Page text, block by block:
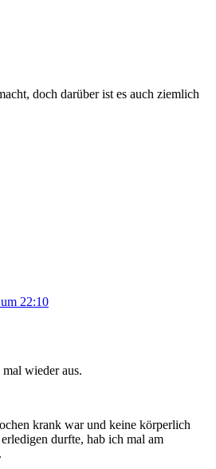
doch darüber ist es auch ziemlich
22:10
wieder aus.
krank war und keine körperlich
durfte, hab ich mal am